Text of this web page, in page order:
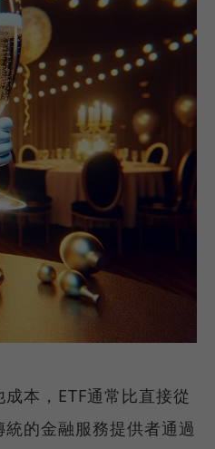
本，ETF通常比直接從
的金融服務提供者通過